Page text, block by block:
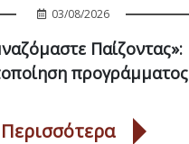
03/08/2026
Παίζοντας»:
προγράμματος
Περισσότερα